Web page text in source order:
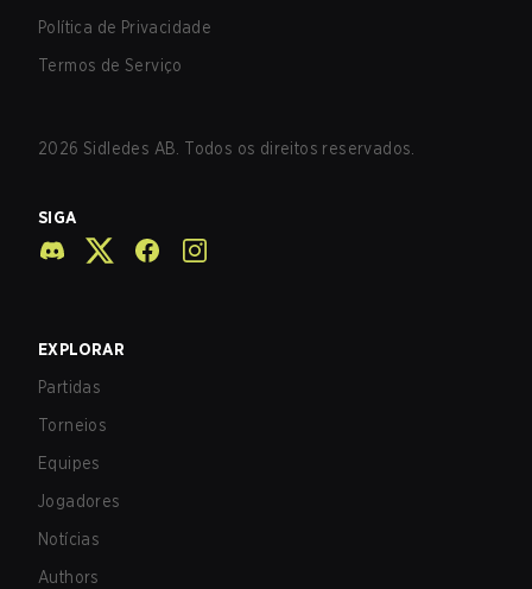
Política de Privacidade
Termos de Serviço
2026 Sidledes AB. Todos os direitos reservados.
SIGA
EXPLORAR
Partidas
Torneios
Equipes
Jogadores
Notícias
Authors